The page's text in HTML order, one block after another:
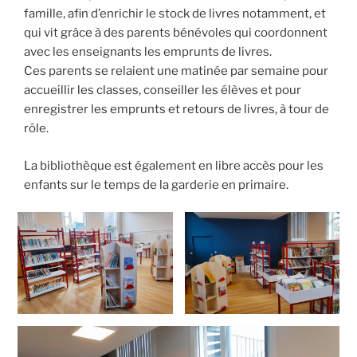
famille, afin d’enrichir le stock de livres notamment, et
qui vit grâce à des parents bénévoles qui coordonnent
avec les enseignants les emprunts de livres.
Ces parents se relaient une matinée par semaine pour
accueillir les classes, conseiller les élèves et pour
enregistrer les emprunts et retours de livres, à tour de
rôle.
La bibliothèque est également en libre accès pour les
enfants sur le temps de la garderie en primaire.